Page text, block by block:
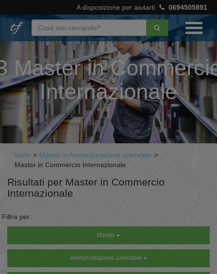
A disposizione per aiutarti 0694505891
Master in
Internazionale
Inizio > Master in Amministrazione aziendale >
Master in Commercio Internazionale
Risultati per Master in Commercio
Internazionale
Filtra per:
Master
Amministrazione aziendale